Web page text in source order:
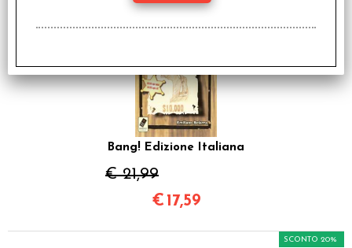
Bang! Edizione Italiana
€ 21,99
€ 17,59
SCONTO 20%